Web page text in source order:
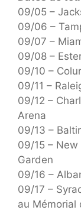
09/05 –
09/06 –
09/07 –
09/08 –
09/10 –
09/11 –
09/12 –
Arena
09/13 –
09/15 – New
Garden
09/16 –
09/17 –
au Mémorial